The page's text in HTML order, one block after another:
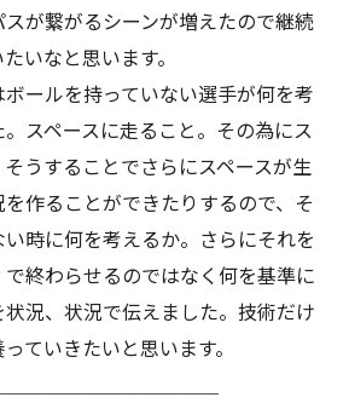
が繋がるシーンが増えたので継続
いなと思います。
ールを持っていない選手が何を考
スペースに走ること。その為にス
うすることでさらにスペースが生
作ることができたりするので、そ
時に何を考えるか。さらにそれを
で終わらせるのではなく何を基準に
況、状況で伝えました。技術だけ
ていきたいと思います。